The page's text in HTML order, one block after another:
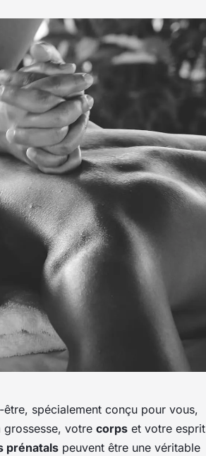
être, spécialement conçu pour vous,
votre corps et votre esprit
prénatals peuvent être une véritable